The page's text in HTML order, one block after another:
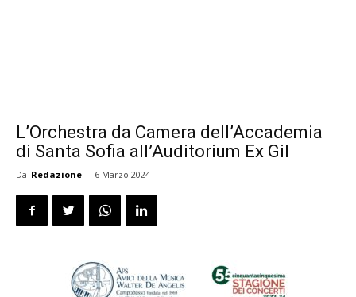
L’Orchestra da Camera dell’Accademia
di Santa Sofia all’Auditorium Ex Gil
Da Redazione - 6 Marzo 2024